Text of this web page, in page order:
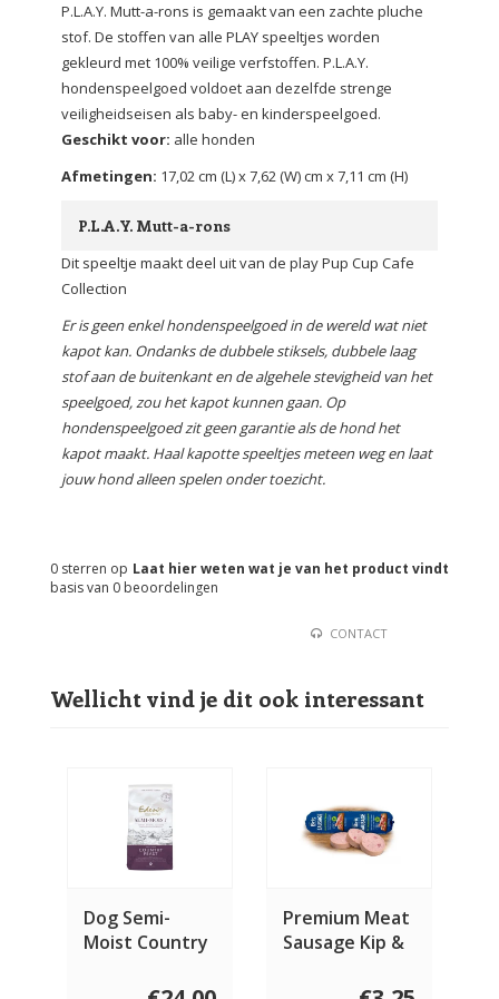
P.L.A.Y. Mutt-a-rons is gemaakt van een zachte pluche
stof. De stoffen van alle PLAY speeltjes worden
gekleurd met 100% veilige verfstoffen. P.L.A.Y.
hondenspeelgoed voldoet aan dezelfde strenge
veiligheidseisen als baby- en kinderspeelgoed.
Geschikt voor: alle honden
Afmetingen: 17,02 cm (L) x 7,62 (W) cm x 7,11 cm (H)
P.L.A.Y. Mutt-a-rons
Dit speeltje maakt deel uit van de play Pup Cup Cafe
Collection
Er is geen enkel hondenspeelgoed in de wereld wat niet
kapot kan. Ondanks de dubbele stiksels, dubbele laag
stof aan de buitenkant en de algehele stevigheid van het
speelgoed, zou het kapot kunnen gaan. Op
hondenspeelgoed zit geen garantie als de hond het
kapot maakt. Haal kapotte speeltjes meteen weg en laat
jouw hond alleen spelen onder toezicht.
Laat hier weten wat je van het product vindt
0 sterren op
basis van 0 beoordelingen
CONTACT
Wellicht vind je dit ook interessant
Dog Semi-
Moist Country
Premium Meat
Sausage Kip &